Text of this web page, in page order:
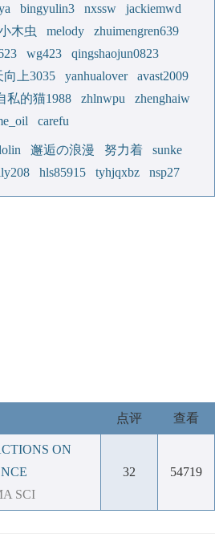
bingyulin3 nxssw
jackiemwd
木虫 melody
zhuimengren639
wg423
qingshaojun0823
向上3035 yanhualover
avast2009
私的猫1988 zhlnwpu
zhenghaiw
carefu
邂逅の浪漫 努力着
sunke
hls85915 tyhjqxbz nsp27
点评 查看
ON
SCI
32 54719